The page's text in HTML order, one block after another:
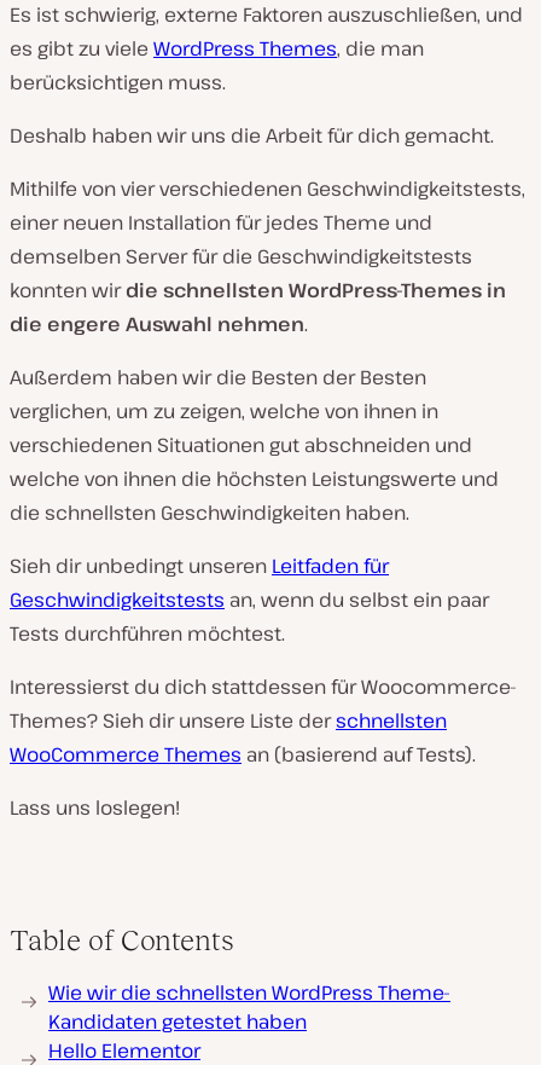
Es ist schwierig, externe Faktoren auszuschließen, und
es gibt zu viele WordPress Themes, die man
berücksichtigen muss.
Deshalb haben wir uns die Arbeit für dich gemacht.
Mithilfe von vier verschiedenen Geschwindigkeitstests,
einer neuen Installation für jedes Theme und
demselben Server für die Geschwindigkeitstests
konnten wirdie schnellsten WordPress-Themes in
die engere Auswahl nehmen.
Außerdem haben wir die Besten der Besten
verglichen, um zu zeigen, welche von ihnen in
verschiedenen Situationen gut abschneiden und
welche von ihnen die höchsten Leistungswerte und
die schnellsten Geschwindigkeiten haben.
Sieh dir unbedingt unseren Leitfaden für
Geschwindigkeitstests an, wenn du selbst ein paar
Tests durchführen möchtest.
Interessierst du dich stattdessen für Woocommerce-
Themes? Sieh dir unsere Liste derschnellsten
WooCommerce Themes an (basierend auf Tests).
Lass uns loslegen!
Table of Contents
Wie wir die schnellsten WordPress Theme-
Kandidaten getestet haben
Hello Elementor